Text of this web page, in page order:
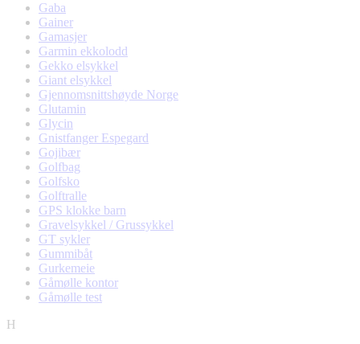
Gaba
Gainer
Gamasjer
Garmin ekkolodd
Gekko elsykkel
Giant elsykkel
Gjennomsnittshøyde Norge
Glutamin
Glycin
Gnistfanger Espegard
Gojibær
Golfbag
Golfsko
Golftralle
GPS klokke barn
Gravelsykkel / Grussykkel
GT sykler
Gummibåt
Gurkemeie
Gåmølle kontor
Gåmølle test
H